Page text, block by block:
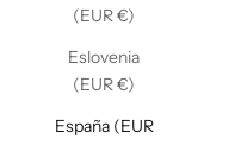
(EUR €)
Eslovenia
(EUR €)
España (EUR